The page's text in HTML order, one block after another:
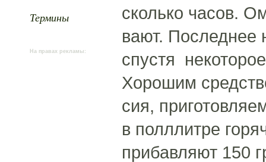
Термины
На правах рекламы:
сколько часов.
вают. Последнее
спустя
Хорошим
сия,
в полллитре
прибавляют 150